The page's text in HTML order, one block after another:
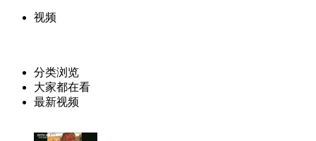
视频
分类浏览
大家都在看
最新视频